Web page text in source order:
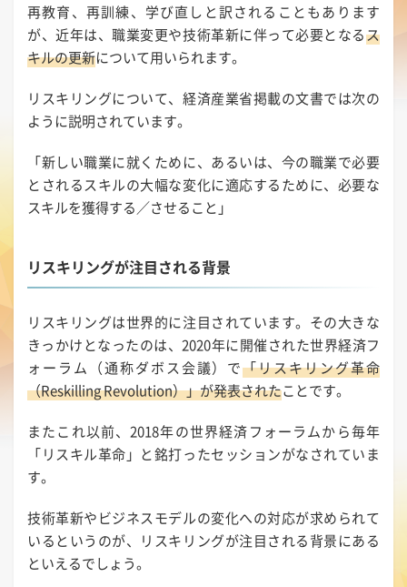
再教育、再訓練、学び直しと訳されることもあります
が、近年は、職業変更や技術革新に伴って必要となるス
キルの更新について用いられます。
リスキリングについて、経済産業省掲載の文書では次の
ように説明されています。
「新しい職業に就くために、あるいは、今の職業で必要
とされるスキルの大幅な変化に適応するために、必要な
スキルを獲得する／させること」
リスキリングが注目される背景
リスキリングは世界的に注目されています。その大きな
きっかけとなったのは、2020年に開催された世界経済フ
ォーラム（通称ダボス会議）で「リスキリング革命
（Reskilling Revolution）」が発表されたことです。
またこれ以前、2018年の世界経済フォーラムから毎年
「リスキル革命」と銘打ったセッションがなされていま
す。
技術革新やビジネスモデルの変化への対応が求められて
いるというのが、リスキリングが注目される背景にある
といえるでしょう。